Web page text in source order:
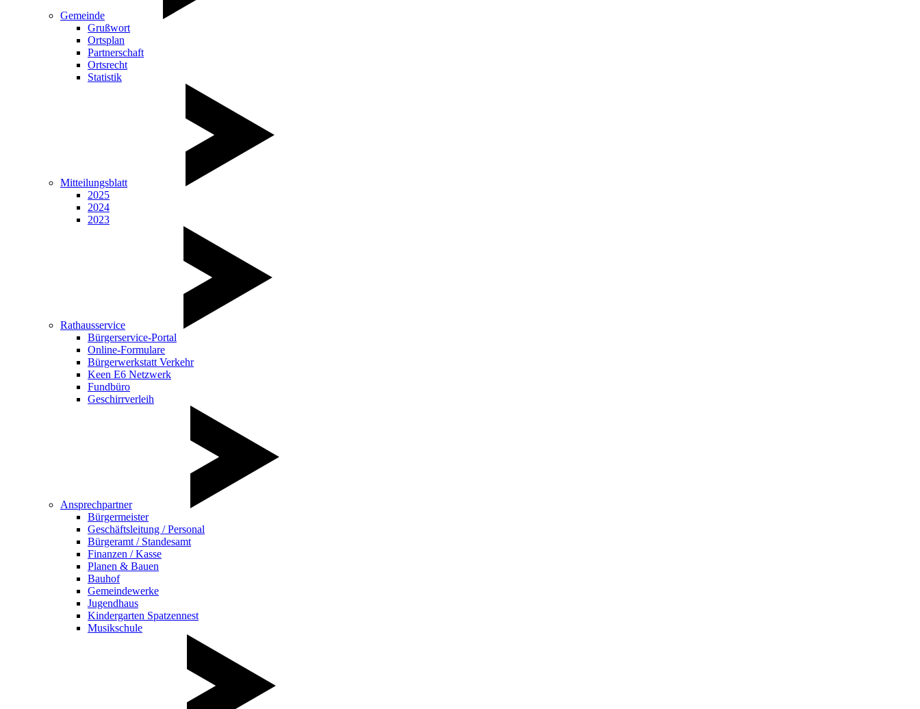
Gemeinde
Grußwort
Ortsplan
Partnerschaft
Ortsrecht
Statistik
Mitteilungsblatt
2025
2024
2023
Rathausservice
Bürgerservice-Portal
Online-Formulare
Bürgerwerkstatt Verkehr
Keen E6 Netzwerk
Fundbüro
Geschirrverleih
Ansprechpartner
Bürgermeister
Geschäftsleitung / Personal
Bürgeramt / Standesamt
Finanzen / Kasse
Planen & Bauen
Bauhof
Gemeindewerke
Jugendhaus
Kindergarten Spatzennest
Musikschule